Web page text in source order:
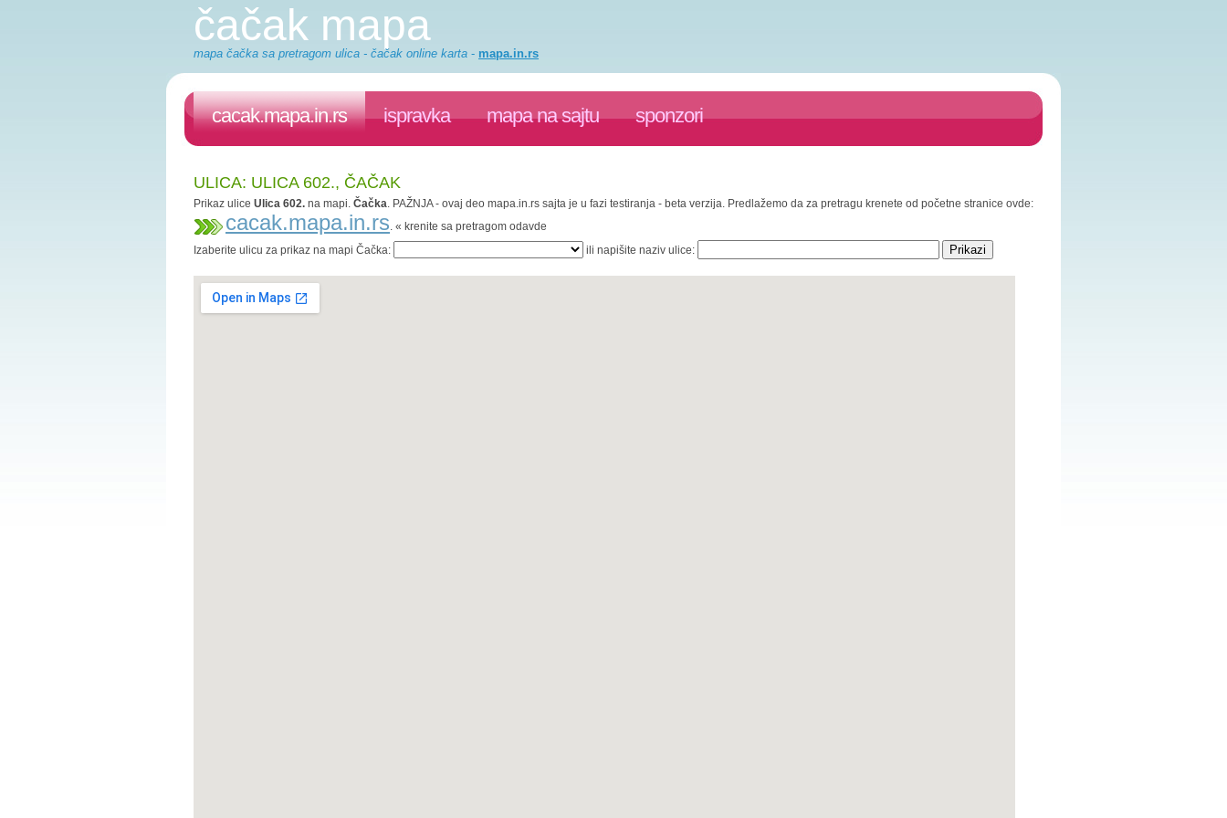
čačak mapa
mapa čačka sa pretragom ulica - čačak online karta - mapa.in.rs
cacak.mapa.in.rs ispravka mapa na sajtu sponzori
ULICA: ULICA 602., ČAČAK
Prikaz ulice Ulica 602. na mapi. Čačka. PAŽNJA - ovaj deo mapa.in.rs sajta je u fazi testiranja - beta verzija. Predlažemo da za pretragu krenete od početne stranice ovde:
cacak.mapa.in.rs. « krenite sa pretragom odavde
Izaberite ulicu za prikaz na mapi Čačka:
ili napišite naziv ulice: